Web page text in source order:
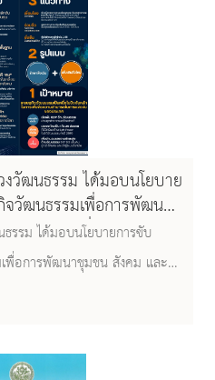
ได้มอบนโยบาย
จวัฒนธรรมเพื่อการพัฒนา
ศชาติอย่างยั่งยืน"
ายการขับ
พื่อการพัฒนาชุมชน สังคม และ
งการถอดบทเรียนการขับเคลื่อน
ธรรม " ๒๒ ปี กระทรวง
เศรษฐกิจอย่าง ยั่งยืน" ให้